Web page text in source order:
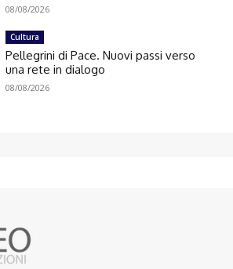
08/08/2026
Cultura
Pellegrini di Pace. Nuovi passi verso
una rete in dialogo
08/08/2026